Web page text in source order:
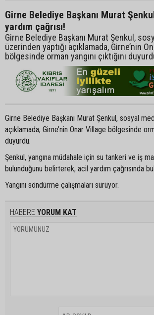
Girne Belediye Başkanı Murat
yardım çağrısı!
Girne Belediye Başkanı Murat Şenkul,
üzerinden yaptığı açıklamada, Girne’nin
bölgesinde orman yangını çıktığını
Girne Belediye Başkanı Murat Şenkul, sosyal
açıklamada, Girne’nin Onar Village bölgesinde
duyurdu.
Şenkul, yangına müdahale için su tankeri ve iş
bulunduğunu belirterek, acil yardım çağrısında
Yangını söndürme çalışmaları sürüyor.
HABERE YORUM KAT